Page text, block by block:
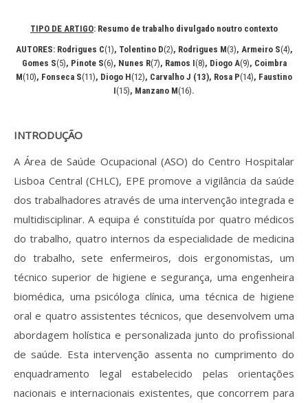
Como publicitar na nossa revista
Contatos
Ficha técnica
TIPO DE ARTIGO: Resumo de trabalho divulgado noutro contexto
AUTORES: Rodrigues C(1), Tolentino D(2), Rodrigues M(3), Armeiro S(4),
Gomes S(5), Pinote S(6), Nunes R(7), Ramos I(8), Diogo A(9), Coimbra
M(10), Fonseca S(11), Diogo H(12), Carvalho J (13), Rosa P(14), Faustino
I(15), Manzano M(16).
INTRODUÇÃO
A Área de Saúde Ocupacional (ASO) do Centro Hospitalar
Lisboa Central (CHLC), EPE promove a vigilância da saúde
dos trabalhadores através de uma intervenção integrada e
multidisciplinar. A equipa é constituída por quatro médicos
do trabalho, quatro internos da especialidade de medicina
do trabalho, sete enfermeiros, dois ergonomistas, um
técnico superior de higiene e segurança, uma engenheira
biomédica, uma psicóloga clínica, uma técnica de higiene
oral e quatro assistentes técnicos, que desenvolvem uma
abordagem holística e personalizada junto do profissional
de saúde. Esta intervenção assenta no cumprimento do
enquadramento legal estabelecido pelas orientações
nacionais e internacionais existentes, que concorrem para